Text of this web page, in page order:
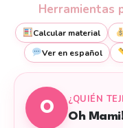
Herramientas
Calcular material
Ver en español
O
¿QUIÉN
Oh Mami!